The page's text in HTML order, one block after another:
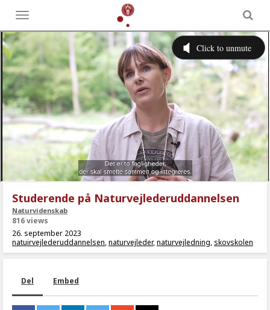
Toggle
menu
Studerende på Naturvejlederuddannelsen
Naturvidenskab
816 views
26. september 2023
natuirvejlederuddannelsen,naturvejleder,naturvejledning, skovskolen
Del Embed